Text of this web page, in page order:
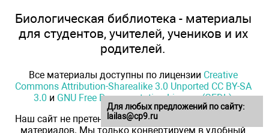
Биологическая библиотека - материалы
для студентов, учителей, учеников и их
родителей.
Все материалы доступны по лицензии Creative
Commons Attribution-Sharealike 3.0 Unported CC BY-SA
3.0 и GNU Free Documentation License (GFDL)
Наш сайт не претендует на авторство размещенных
материалов. Мы только конвертируем в удобный
Для любых предложений по сайту:
lailas@cp9.ru